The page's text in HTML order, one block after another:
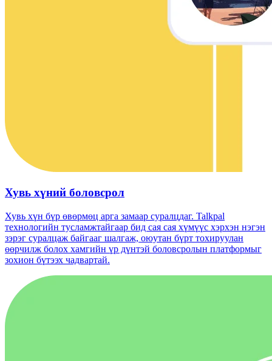
Хувь хүний ​​боловсрол
Хувь хүн бүр өвөрмөц арга замаар суралцдаг. Talkpal
технологийн тусламжтайгаар бид сая сая хүмүүс хэрхэн нэгэн
зэрэг суралцаж байгааг шалгаж, оюутан бүрт тохируулан
өөрчилж болох хамгийн үр дүнтэй боловсролын платформыг
зохион бүтээх чадвартай.